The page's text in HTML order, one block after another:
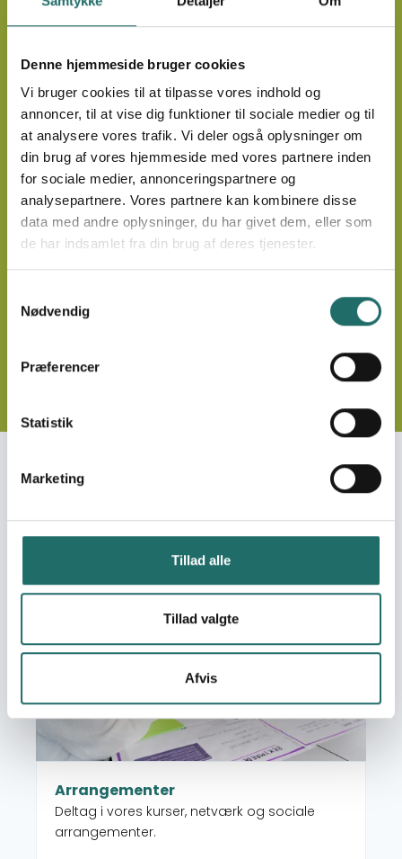
Denne hjemmeside bruger cookies
Vi bruger cookies til at tilpasse vores indhold og
annoncer, til at vise dig funktioner til sociale medier og til
at analysere vores trafik. Vi deler også oplysninger om
din brug af vores hjemmeside med vores partnere inden
for sociale medier, annonceringspartnere og
analysepartnere. Vores partnere kan kombinere disse
data med andre oplysninger, du har givet dem, eller som
de har indsamlet fra din brug af deres tjenester.
Nødvendig
Præferencer
Statistik
Marketing
Tillad alle
Tillad valgte
Afvis
Ordliste
Her får du forklaringer på ord eller
begreber, der anvendes i CISU og
i udviklingssektoren.
Kommunikation, oplysning og engagement
Vidensdeling
Civilsamfund
Organisationsudvikling
Klima, natur og miljø
bestyrelsen
I forbindelse
indsamlet
tips omkring
som
Du er måske også
interesseret i:
Arrangementer
Deltag i vores kurser, netværk og sociale
arrangementer.
Læs mere om Arrangementer